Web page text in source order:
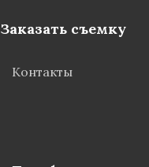
Заказать съемку
Контакты